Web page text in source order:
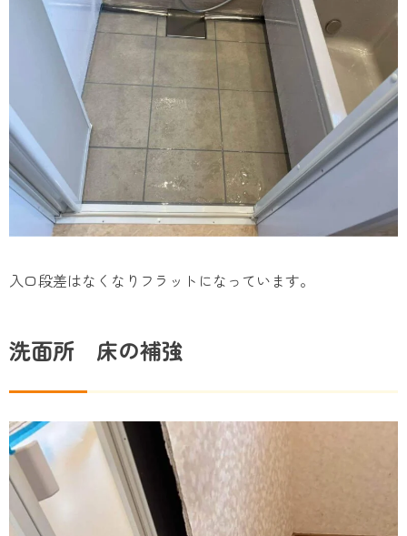
入口段差はなくなりフラットになっています。
洗面所 床の補強